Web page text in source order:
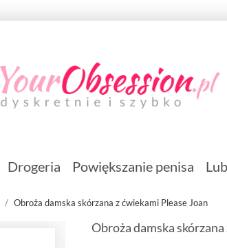
Drogeria Powiększanie penisa
Obroża damska skórzana z ćwiekami Please Joan
Obroża damska